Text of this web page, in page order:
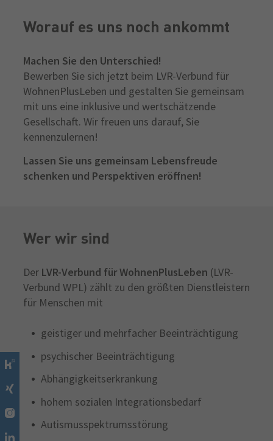
Worauf es uns noch ankommt
Machen Sie den Unterschied!
Bewerben Sie sich jetzt beim LVR-Verbund für
WohnenPlusLeben und gestalten Sie gemeinsam
mit uns eine inklusive und wertschätzende
Gesellschaft. Wir freuen uns darauf, Sie
kennenzulernen!
Lassen Sie uns gemeinsam Lebensfreude
schenken und Perspektiven eröffnen!
Wer wir sind
Der LVR-Verbund für WohnenPlusLeben (LVR-
Verbund WPL) zählt zu den größten Dienstleistern
für Menschen mit
geistiger und mehrfacher Beeinträchtigung
psychischer Beeinträchtigung
Abhängigkeitserkrankung
hohem sozialen Integrationsbedarf
Autismusspektrumsstörung